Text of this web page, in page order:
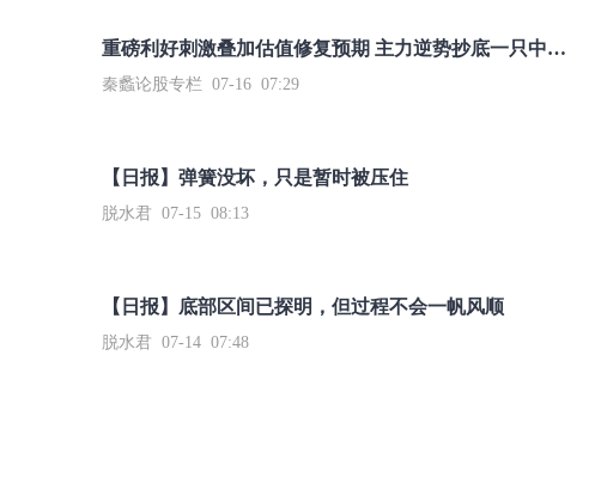
重磅利好刺激叠加估值修复预期 主力逆势抄底一只中药龙头股
秦蠡论股专栏 07-16 07:29
【日报】弹簧没坏，只是暂时被压住
脱水君 07-15 08:13
【日报】底部区间已探明，但过程不会一帆风顺
脱水君 07-14 07:48